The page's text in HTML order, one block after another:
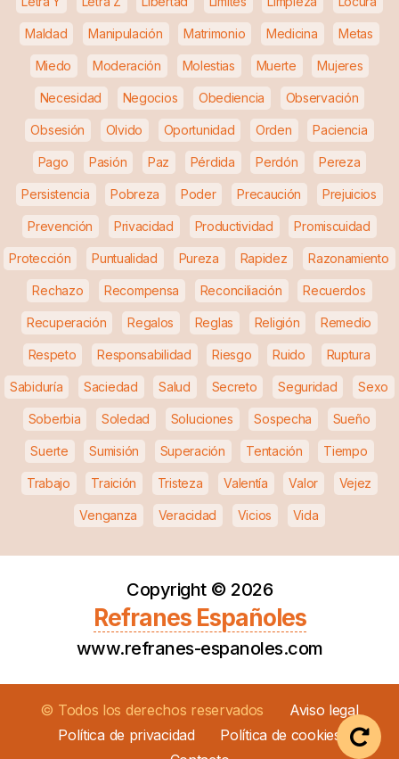
Maldad Manipulación Matrimonio Medicina Metas
Miedo Moderación Molestias Muerte Mujeres
Necesidad Negocios Obediencia Observación
Obsesión Olvido Oportunidad Orden Paciencia
Pago Pasión Paz Pérdida Perdón Pereza
Persistencia Pobreza Poder Precaución Prejuicios
Prevención Privacidad Productividad Promiscuidad
Protección Puntualidad Pureza Rapidez Razonamiento
Rechazo Recompensa Reconciliación Recuerdos
Recuperación Regalos Reglas Religión Remedio
Respeto Responsabilidad Riesgo Ruido Ruptura
Sabiduría Saciedad Salud Secreto Seguridad Sexo
Soberbia Soledad Soluciones Sospecha Sueño
Suerte Sumisión Superación Tentación Tiempo
Trabajo Traición Tristeza Valentía Valor Vejez
Venganza Veracidad Vicios Vida
Copyright © 2026
Refranes Españoles
www.refranes-espanoles.com
© Todos los derechos reservados
Aviso legal
Política de privacidad
Política de cookies